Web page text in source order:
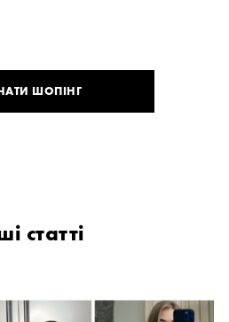
ШОПІНГ
статті